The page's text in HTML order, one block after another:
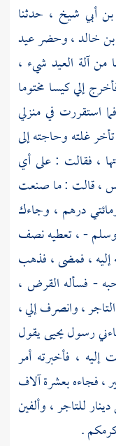
أبي شيخ ، حدثنا
خالد، وحضر عيد
من آلة العيد شيء ،
إلي كيسا مختوما
استقررت في منزلي
غلته وحاجته إلى
، فقالت : على أي
، قالت : ما صنعت
درهم ، وجاءك
- ، تعطيه نصف
، فمضى ، فذهب
- فسأله القرض ،
، وانصرف إلي ،
رسوليحيىيقول
، فأخبرته أمر
، فجاءه بعشرة آلاف
للتاجر ، وألفين
.